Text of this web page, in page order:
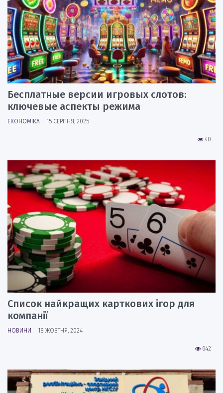
Бесплатные версии игровых слотов:
ключевые аспекты режима
ЕКОНОМІКА 15 СЕРПНЯ, 2025
40
Список найкращих карткових ігор для
компанії
НОВИНИ 18 ЖОВТНЯ, 2024
642